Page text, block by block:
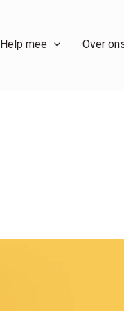
Help mee Over